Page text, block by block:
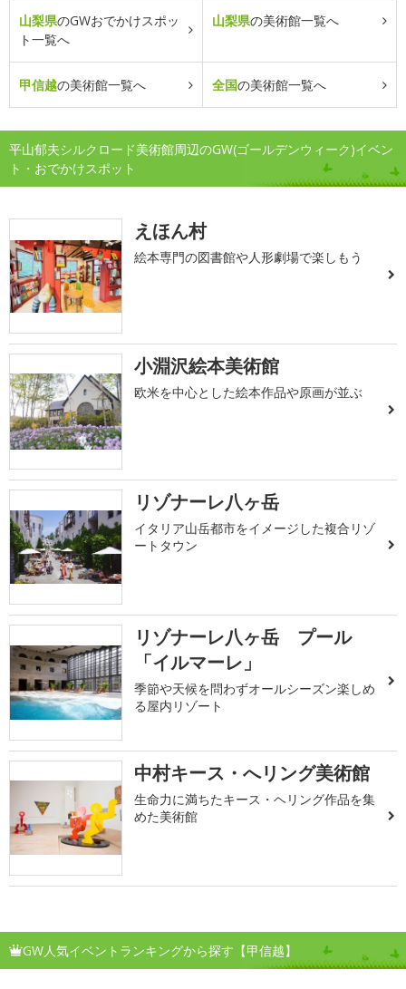
山梨県のGWおでかけスポッ
ト一覧へ
山梨県の美術館一覧へ
甲信越の美術館一覧へ 全国の美術館一覧へ
平山郁夫シルクロード美術館周辺のGW(ゴールデンウィーク)イベン
ト・おでかけスポット
えほん村
絵本専門の図書館や人形劇場で楽しもう
小淵沢絵本美術館
欧米を中心とした絵本作品や原画が並ぶ
リゾナーレ八ヶ岳
イタリア山岳都市をイメージした複合リゾ
ートタウン
リゾナーレ八ヶ岳 プール
「イルマーレ」
季節や天候を問わずオールシーズン楽しめ
る屋内リゾート
中村キース・へリング美術館
生命力に満ちたキース・ヘリング作品を集
めた美術館
GW人気イベントランキングから探す【甲信越】